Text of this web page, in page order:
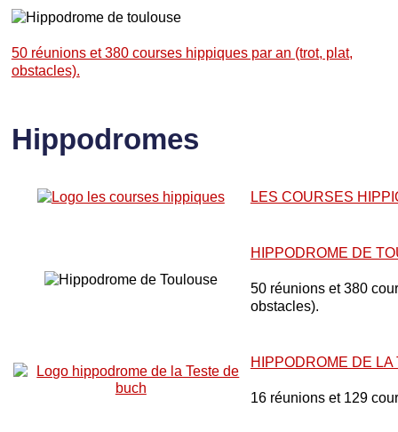
50 réunions et 380 courses hippiques par an (trot, plat,
obstacles).
Hippodromes
LES COURSES
HIPPODROME DE
50 réunions et 380
obstacles).
HIPPODROME DE LA
16 réunions et 129